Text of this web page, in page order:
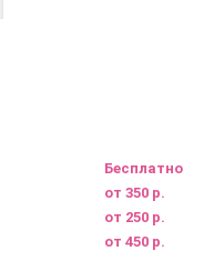
Бесплатно
от 350 р.
от 250 р.
от 450 р.